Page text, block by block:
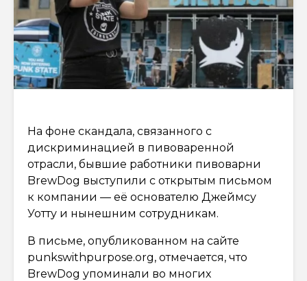
На фоне скандала, связанного с
дискриминацией в пивоваренной
отрасли, бывшие работники пивоварни
BrewDog выступили с открытым письмом
к компании — её основателю Джеймсу
Уотту и нынешним сотрудникам.
В письме, опубликованном на сайте
punkswithpurpose.org, отмечается, что
BrewDog упоминали во многих